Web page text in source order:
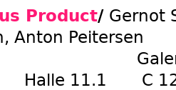
Product/ Gernot
Anton Peitersen
Halle 11.1 C